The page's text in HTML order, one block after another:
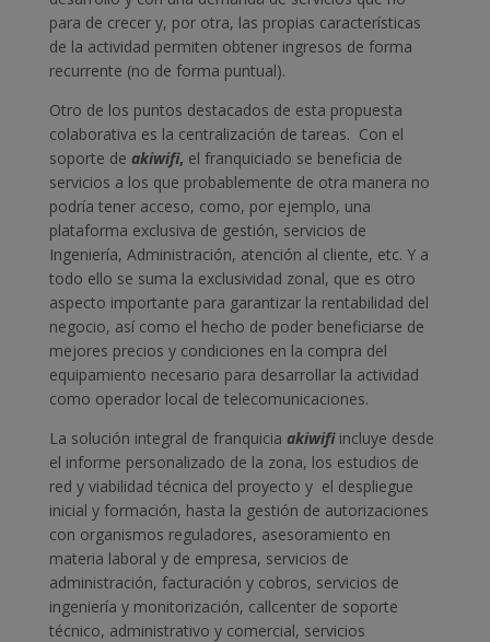
para de crecer y, por otra, las propias características
de la actividad permiten obtener ingresos de forma
recurrente (no de forma puntual).
Otro de los puntos destacados de esta propuesta
colaborativa es la centralización de tareas. Con el
soporte de akiwifi, el franquiciado se beneficia de
servicios a los que probablemente de otra manera no
podría tener acceso, como, por ejemplo, una
plataforma exclusiva de gestión, servicios de
Ingeniería, Administración, atención al cliente, etc. Y a
todo ello se suma la exclusividad zonal, que es otro
aspecto importante para garantizar la rentabilidad del
negocio, así como el hecho de poder beneficiarse de
mejores precios y condiciones en la compra del
equipamiento necesario para desarrollar la actividad
como operador local de telecomunicaciones.
La solución integral de franquicia akiwifiincluye desde
el informe personalizado de la zona, los estudios de
red y viabilidad técnica del proyecto y el despliegue
inicial y formación, hasta la gestión de autorizaciones
con organismos reguladores, asesoramiento en
materia laboral y de empresa, servicios de
administración, facturación y cobros, servicios de
ingeniería y monitorización, callcenter de soporte
técnico, administrativo y comercial, servicios